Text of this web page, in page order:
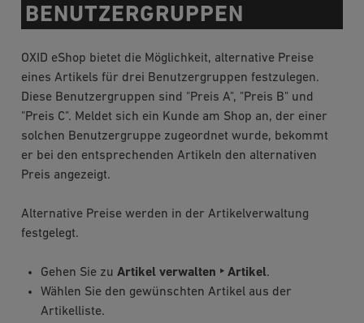
BENUTZERGRUPPEN
OXID eShop bietet die Möglichkeit, alternative Preise
eines Artikels für drei Benutzergruppen festzulegen.
Diese Benutzergruppen sind "Preis A", "Preis B" und
"Preis C". Meldet sich ein Kunde am Shop an, der einer
solchen Benutzergruppe zugeordnet wurde, bekommt
er bei den entsprechenden Artikeln den alternativen
Preis angezeigt.
Alternative Preise werden in der Artikelverwaltung
festgelegt.
Gehen Sie zu Artikel verwalten ‣ Artikel.
Wählen Sie den gewünschten Artikel aus der
Artikelliste.